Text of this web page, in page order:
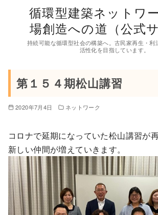
循環型建築ネットワ
場創造への道（公式サ
持続可能な循環型社会の構築へ。古民家再生・利
活性化を目指しています。
第１５４期松山講習
2020年7月4日 ネットワーク
コロナで延期になっていた松山講習が
新しい仲間が増えていきます。